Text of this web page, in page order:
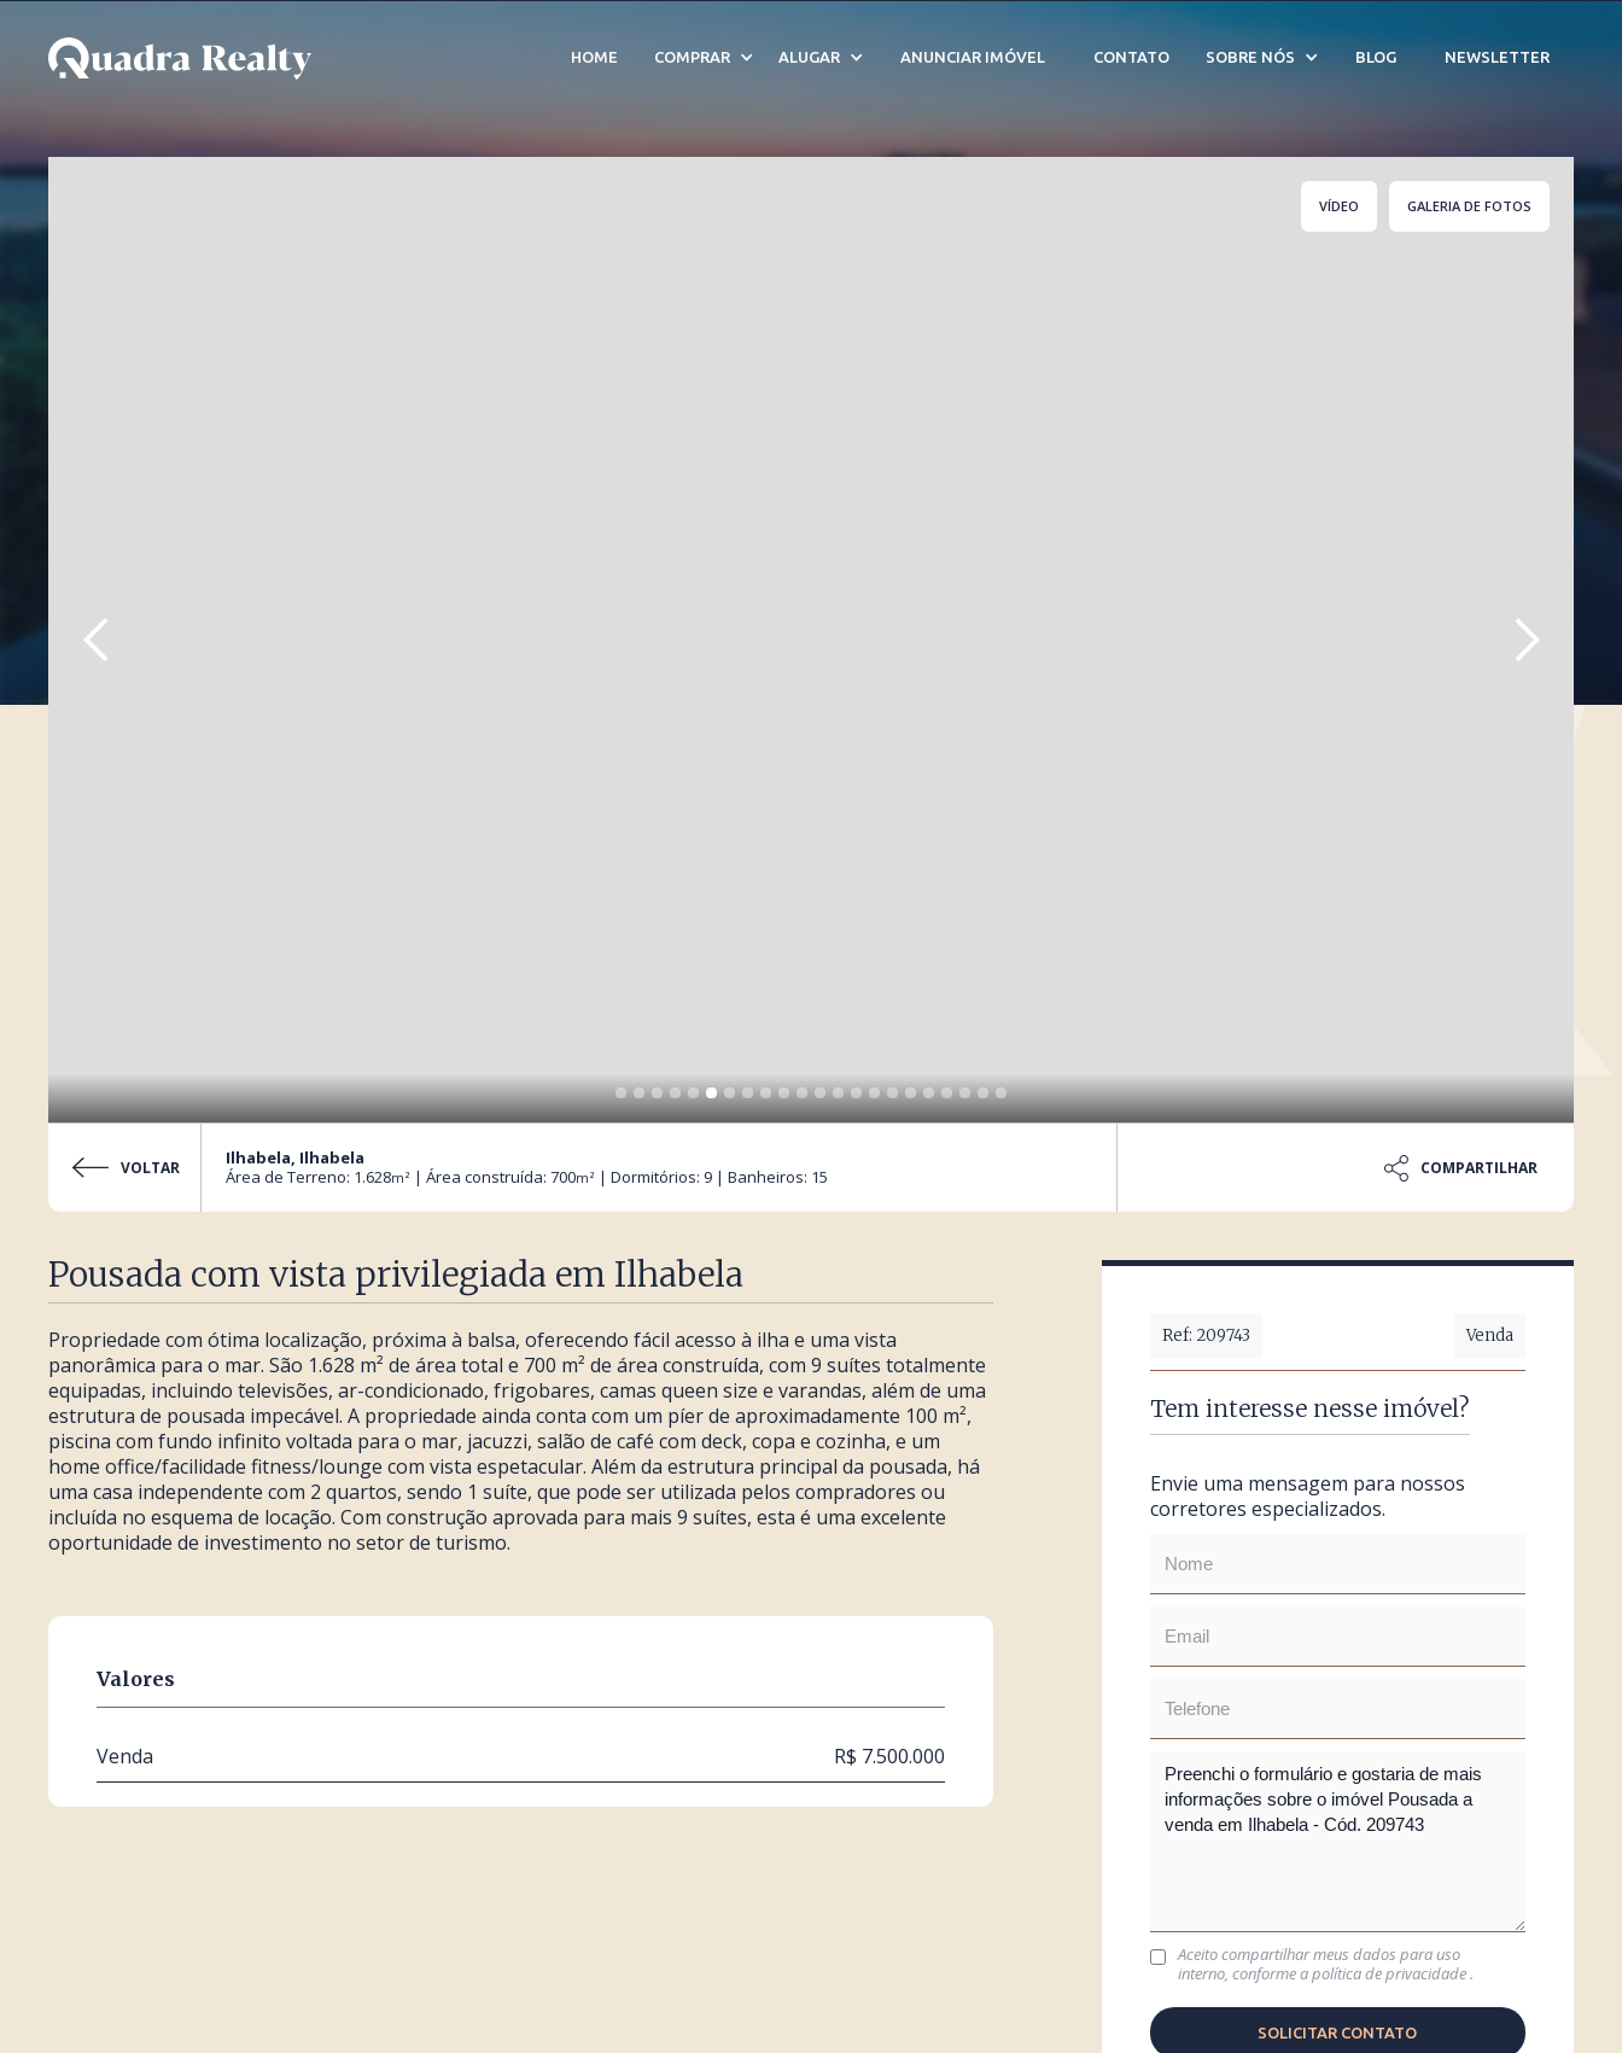
HOME COMPRAR ALUGAR ANUNCIAR IMÓVEL CONTATO SOBRE NÓS BLOG NEWSLETTER
Pousada a venda em Ilhabela - Cód. 209743
VÍDEO GALERIA DE FOTOS
VOLTAR
Ilhabela, Ilhabela
Área de Terreno: 1.628m² | Área construída: 700m² | Dormitórios: 9 | Banheiros: 15 COMPARTILHAR
Pousada com vista privilegiada em Ilhabela
Propriedade com ótima localização, próxima à balsa, oferecendo fácil acesso à ilha e uma vista
panorâmica para o mar. São 1.628 m² de área total e 700 m² de área construída, com 9 suítes totalmente
equipadas, incluindo televisões, ar-condicionado, frigobares, camas queen size e varandas, além de uma
estrutura de pousada impecável. A propriedade ainda conta com um píer de aproximadamente 100 m²,
piscina com fundo infinito voltada para o mar, jacuzzi, salão de café com deck, copa e cozinha, e um
home office/facilidade fitness/lounge com vista espetacular. Além da estrutura principal da pousada, há
uma casa independente com 2 quartos, sendo 1 suíte, que pode ser utilizada pelos compradores ou
incluída no esquema de locação. Com construção aprovada para mais 9 suítes, esta é uma excelente
oportunidade de investimento no setor de turismo.
Valores
Venda R$ 7.500.000
Ref: 209743 Venda
Tem interesse nesse imóvel?
Envie uma mensagem para nossos
corretores especializados.
Aceito compartilhar meus dados para uso
interno, conforme apolítica de privacidade.